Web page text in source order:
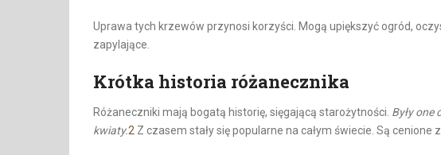
Uprawa tych krzewów przynosi korzyści. Mogą upiększyć ogród,
zapylające.
Krótka historia różanecznika
Różaneczniki mają bogatą historię, sięgającą starożytności. Były one
kwiaty.2 Z czasem stały się popularne na całym świecie. Są